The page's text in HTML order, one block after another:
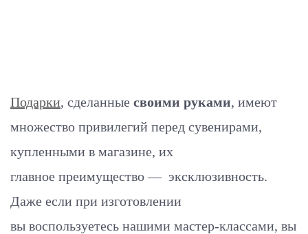
Подарки, сделанные своими руками, имеют
множество привилегий перед сувенирами,
купленными в магазине, их
главное преимущество — эксклюзивность.
Даже если при изготовлении
вы воспользуетесь нашими мастер-классами, вы